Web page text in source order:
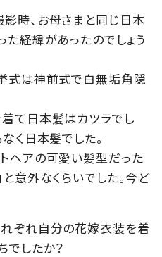
時、お母さまと同じ日本
た経緯があったのでしょう
式は神前式で白無垢角隠
て日本髪はカツラでし
く日本髪でした。
ヘアの可愛い髪型だった
意外なくらいでした。今ど
ぞれ自分の花嫁衣装を着
でしたか？